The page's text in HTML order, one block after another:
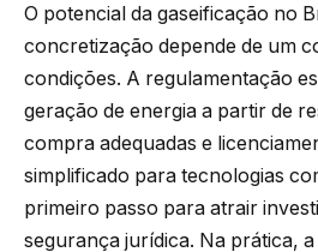
O potencial da gaseificação no
concretização depende de um
condições. A regulamentação
geração de energia a partir de
compra adequadas e
simplificado para tecnologias
primeiro passo para atrair
segurança jurídica. Na prática,